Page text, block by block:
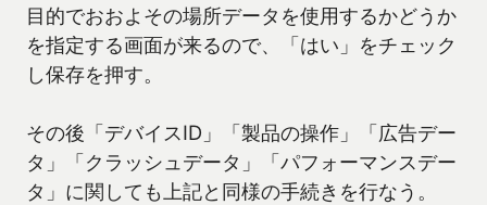
目的でおおよその場所データを使用するかどうか
を指定する画面が来るので、「はい」をチェック
し保存を押す。
その後「デバイスID」「製品の操作」「広告デー
タ」「クラッシュデータ」「パフォーマンスデー
タ」に関しても上記と同様の手続きを行なう。